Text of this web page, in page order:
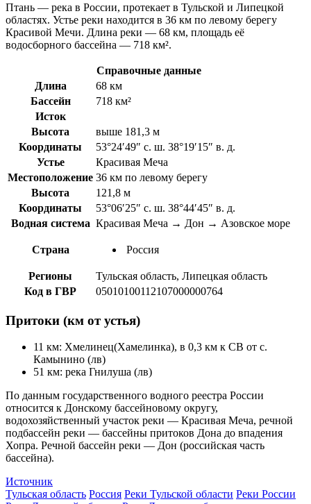
Птань — река в России, протекает в Тульской и Липецкой
областях. Устье реки находится в 36 км по левому берегу
Красивой Мечи. Длина реки — 68 км, площадь её
водосборного бассейна — 718 км².
Справочные данные
Длина
68 км
Бассейн
718 км²
Исток
Высота
выше 181,3 м
Координаты
53°24′49″ с. ш. 38°19′15″ в. д.
Устье
Красивая Меча
Местоположение 36 км по левому берегу
Высота
121,8 м
Координаты
53°06′25″ с. ш. 38°44′45″ в. д.
Водная система Красивая Меча → Дон → Азовское море
Страна Россия
Регионы
Тульская область, Липецкая область
Код в ГВР
05010100112107000000764
Притоки (км от устья)
11 км: Хмелинец(Хамелинка), в 0,3 км к СВ от с.
Камынино (лв)
51 км: река Гнилуша (лв)
По данным государственного водного реестра России
относится к Донскому бассейновому округу,
водохозяйственный участок реки — Красивая Меча, речной
подбассейн реки — бассейны притоков Дона до впадения
Хопра. Речной бассейн реки — Дон (российская часть
бассейна).
Источник
Тульская область Россия Реки Тульской области Реки России